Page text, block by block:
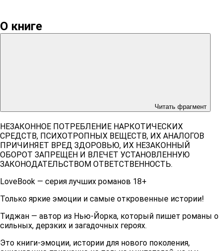
О книге
Читать фрагмент
НЕЗАКОННОЕ ПОТРЕБЛЕНИЕ НАРКОТИЧЕСКИХ
СРЕДСТВ, ПСИХОТРОПНЫХ ВЕЩЕСТВ, ИХ АНАЛОГОВ
ПРИЧИНЯЕТ ВРЕД ЗДОРОВЬЮ, ИХ НЕЗАКОННЫЙ
ОБОРОТ ЗАПРЕЩЕН И ВЛЕЧЕТ УСТАНОВЛЕННУЮ
ЗАКОНОДАТЕЛЬСТВОМ ОТВЕТСТВЕННОСТЬ.
LoveBook — серия лучших романов 18+
Только яркие эмоции и самые откровенные истории!
Тиджан — автор из Нью-Йорка, который пишет романы о
сильных, дерзких и загадочных героях.
Это книги-эмоции, истории для нового поколения,